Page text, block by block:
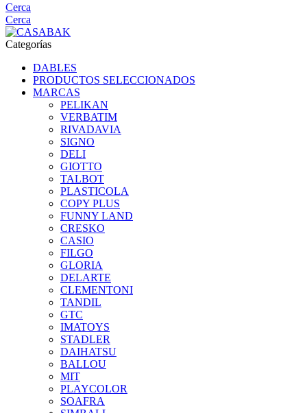
Cerca
Cerca
Categorías
DABLES
PRODUCTOS SELECCIONADOS
MARCAS
PELIKAN
VERBATIM
RIVADAVIA
SIGNO
DELI
GIOTTO
TALBOT
PLASTICOLA
COPY PLUS
FUNNY LAND
CRESKO
CASIO
FILGO
GLORIA
DELARTE
CLEMENTONI
TANDIL
GTC
IMATOYS
STADLER
DAIHATSU
BALLOU
MIT
PLAYCOLOR
SOAFRA